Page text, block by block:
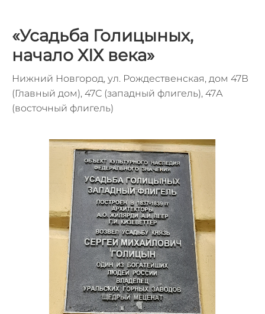
«Усадьба Голицыных,
начало ХIХ века»
Нижний Новгород, ул. Рождественская, дом 47В
(Главный дом), 47С (западный флигель), 47А
(восточный флигель)